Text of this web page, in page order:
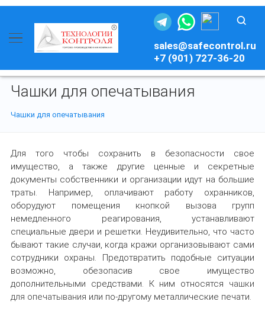
sales@safecontrol.ru
+7 (901) 727-36-20
Чашки для опечатывания
Чашки для опечатывания
Для того чтобы сохранить в безопасности свое
имущество, а также другие ценные и секретные
документы собственники и организации идут на большие
траты. Например, оплачивают работу охранников,
оборудуют помещения кнопкой вызова групп
немедленного реагирования, устанавливают
специальные двери и решетки. Неудивительно, что часто
бывают такие случаи, когда кражи организовывают сами
сотрудники охраны. Предотвратить подобные ситуации
возможно, обезопасив свое имущество
дополнительными средствами. К ним относятся чашки
для опечатывания или по-другому металлические печати.